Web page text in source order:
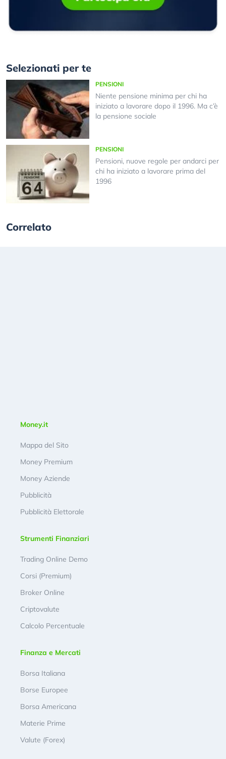
Selezionati per te
PENSIONI
Niente pensione minima per chi ha
iniziato a lavorare dopo il 1996. Ma c’è
la pensione sociale
PENSIONI
Pensioni, nuove regole per andarci per
chi ha iniziato a lavorare prima del
1996
Correlato
Money.it
Mappa del Sito
Money Premium
Money Aziende
Pubblicità
Pubblicità Elettorale
Strumenti Finanziari
Trading Online Demo
Corsi (Premium)
Broker Online
Criptovalute
Calcolo Percentuale
Finanza e Mercati
Borsa Italiana
Borse Europee
Borsa Americana
Materie Prime
Valute (Forex)